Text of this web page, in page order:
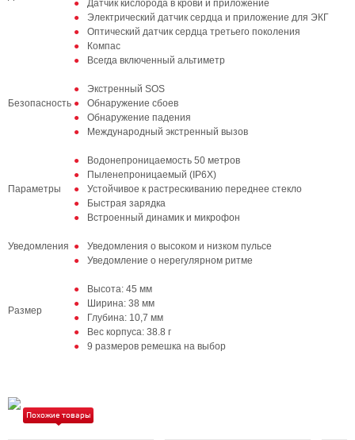
Датчик кислорода в крови и приложение
Электрический датчик сердца и приложение для ЭКГ
Оптический датчик сердца третьего поколения
Компас
Всегда включенный альтиметр
Безопасность
Экстренный SOS
Обнаружение сбоев
Обнаружение падения
Международный экстренный вызов
Параметры
Водонепроницаемость 50 метров
Пыленепроницаемый (IP6X)
Устойчивое к растрескиванию переднее стекло
Быстрая зарядка
Встроенный динамик и микрофон
Уведомления
Уведомления о высоком и низком пульсе
Уведомление о нерегулярном ритме
Размер
Высота: 45 мм
Ширина: 38 мм
Глубина: 10,7 мм
Вес корпуса: 38.8 г
9 размеров ремешка на выбор
Похожие товары